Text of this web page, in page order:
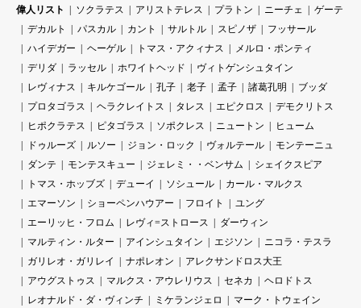
偉人リスト ソクラテス アリストテレス プラトン ニーチェ
ゲーテ
デカルト
パスカル カント サルトル スピノザ
フッサール
ハイデガー
ヘーゲル トマス・アクィナス
メルロ・ポンティ
デリダ
ラッセル ホワイトヘッド
ヴィトゲンシュタイン
レヴィナス
キルケゴール 孔子 老子 孟子 諸葛孔明
ブッダ
プロタゴラス
ヘラクレイトス タレス エピクロス
デモクリトス
ヒポクラテス
ピタゴラス ソポクレス ニュートン
ヒューム
ドゥルーズ
ルソー ジョン・ロック ヴォルテール
モンテーニュ
ダンテ
モンテスキュー ジェレミ・・ベンサム
シェイクスピア
トマス・ホッブズ
デューイ ソシュール
カール・マルクス
エマーソン
ショーペンハウアー フロイト
ユング
エーリッヒ・フロム
レヴィ=ストロース
ダーウィン
マルティン・ルター
アインシュタイン エジソン
ニコラ・テスラ
ガリレオ・ガリレイ
ナポレオン
アレクサンドロス大王
アウグストゥス
マルクス・アウレリウス セネカ
ヘロドトス
レオナルド・ダ・ヴィンチ
ミケランジェロ
マーク・トウェイン